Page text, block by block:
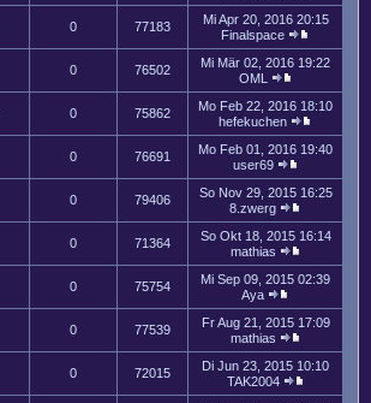
0 77183
Mi Apr 20, 2016 20:15
Finalspace
0 76502
Mi Mär 02, 2016 19:22
OML
0 75862
Mo Feb 22, 2016 18:10
hefekuchen
0 76691
Mo Feb 01, 2016 19:40
user69
0 79406
So Nov 29, 2015 16:25
8.zwerg
0 71364
So Okt 18, 2015 16:14
mathias
0 75754
Mi Sep 09, 2015 02:39
Aya
0 77539
Fr Aug 21, 2015 17:09
mathias
0 72015
Di Jun 23, 2015 10:10
TAK2004